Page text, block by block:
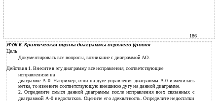
186
УРОК6. Критическая оценка диаграммы верхнего уровня
Цель
Документировать все вопросы, возникшие с диаграммой АО.
Действия 1. Внесите в эту диаграмму все исправления, соответствующие
исправлениям на
диаграмме А-0. Например, если на дуге управления диаграммы А-0 изменилась
метка, то измените соответствующую внешнюю дугу на данной диаграмме.
2. Определите смысл данной диаграммы после исправления всех связанных с
диаграммой А-0 недостатков. Оцените его адекватность. Определите недостатки